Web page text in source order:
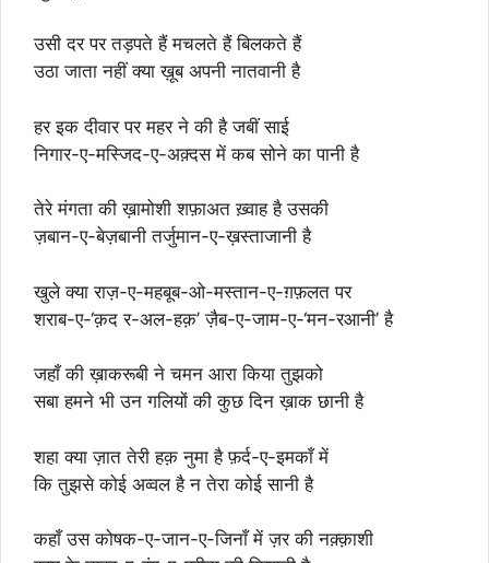
उसी दर पर तड़पते हैं मचलते हैं बिलकते हैं
उठा जाता नहीं क्या ख़ूब अपनी नातवानी है
हर इक दीवार पर महर ने की है जबीं साई
निगार-ए-मस्जिद-ए-अक़्दस में कब सोने का पानी है
तेरे मंगता की ख़ामोशी शफ़ाअत ख़्वाह है उसकी
ज़बान-ए-बेज़बानी तर्जुमान-ए-ख़स्ताजानी है
खुले क्या राज़-ए-महबूब-ओ-मस्तान-ए-ग़फ़लत पर
शराब-ए-‘क़द र-अल-हक़’ ज़ैब-ए-जाम-ए-‘मन-रआनी’ है
जहाँ की ख़ाकरूबी ने चमन आरा किया तुझको
सबा हमने भी उन गलियों की कुछ दिन ख़ाक छानी है
शहा क्या ज़ात तेरी हक़ नुमा है फ़र्द-ए-इमकाँ में
कि तुझसे कोई अव्वल है न तेरा कोई सानी है
कहाँ उस कोषक-ए-जान-ए-जिनाँ में ज़र की नक़्क़ाशी